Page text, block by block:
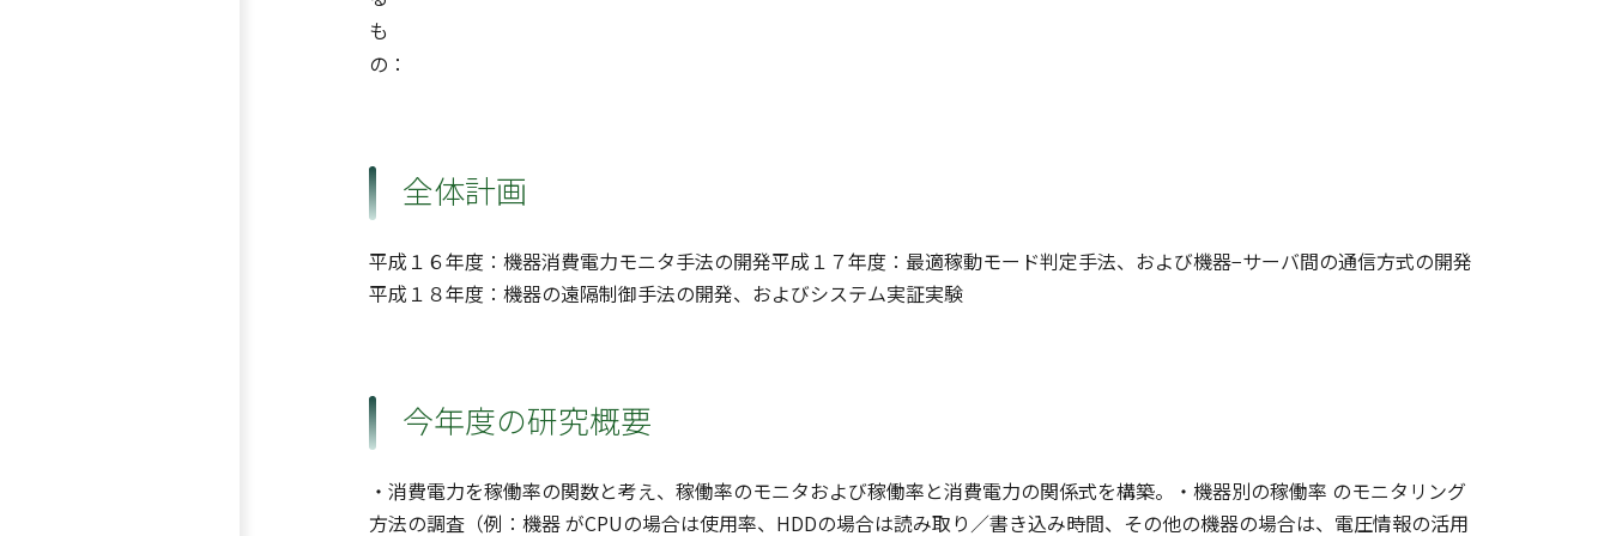
も
の：
全体計画
平成１６年度：機器消費電力モニタ手法の開発平成１７年度：最適稼動モード判定手法、および機器−サーバ間の通信方式の開発
平成１８年度：機器の遠隔制御手法の開発、およびシステム実証実験
今年度の研究概要
・消費電力を稼働率の関数と考え、稼働率のモニタおよび稼働率と消費電力の関係式を構築。・機器別の稼働率 のモニタリング
方法の調査（例：機器 がCPUの場合は使用率、HDDの場合は読み取り／書き込み時間、その他の機器の場合は、電圧情報の活用